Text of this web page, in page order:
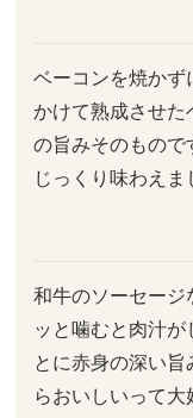
ベーコンを焼かず
かけて熟成させた
の旨みそのもので
じっくり味わえま
和牛のソーセージ
ッと噛むと肉汁
とに赤身の深い
らおいしいって大